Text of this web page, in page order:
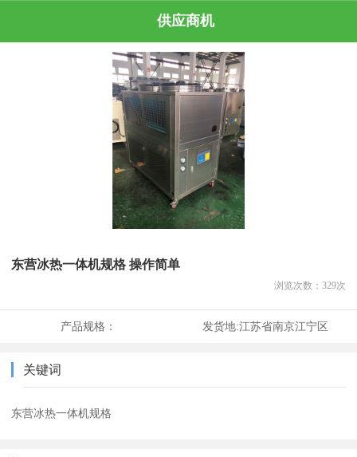
供应商机
东营冰热一体机规格 操作简单
浏览次数： 329次
产品规格： 发货地:江苏省南京江宁区
关键词
东营冰热一体机规格